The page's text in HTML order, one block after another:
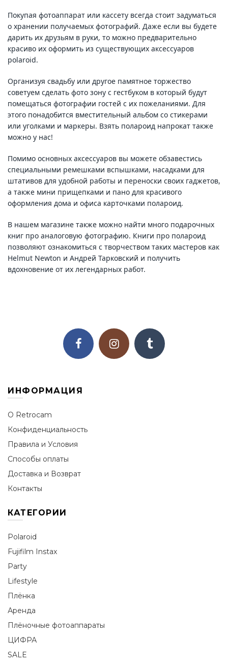
Покупая фотоаппарат или кассету всегда стоит задуматься
о хранении получаемых фотографий. Даже если вы будете
дарить их друзьям в руки, то можно предварительно
красиво их оформить из существующих аксессуаров
polaroid.
Организуя свадьбу или другое памятное торжество
советуем сделать фото зону с гестбуком в который будут
помещаться фотографии гостей с их пожеланиями. Для
этого понадобится вместительный альбом со стикерами
или уголками и маркеры. Взять полароид напрокат также
можно у нас!
Помимо основных аксессуаров вы можете обзавестись
специальными ремешками вспышками, насадками для
штативов для удобной работы и переноски своих гаджетов,
а также мини прищепками и пано для красивого
оформления дома и офиса карточками полароид.
В нашем магазине также можно найти много подарочных
книг про аналоговую фотографию. Книги про полароид
позволяют ознакомиться с творчеством таких мастеров как
Helmut Newton и Андрей Тарковский и получить
вдохновение от их легендарных работ.
ИНФОРМАЦИЯ
О Retrocam
Конфиденциальность
Правила и Условия
Способы оплаты
Доставка и Возврат
Контакты
КАТЕГОРИИ
Polaroid
Fujifilm Instax
Party
Lifestyle
Плёнка
Аренда
Плёночные фотоаппараты
ЦИФРА
SALE